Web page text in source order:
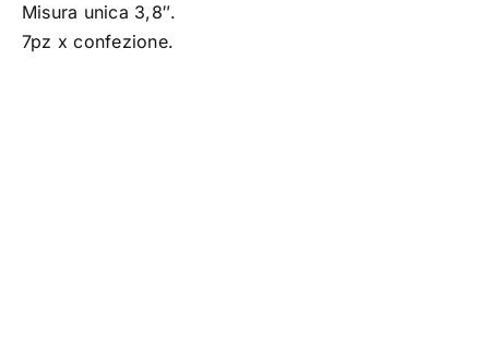
Misura unica 3,8″.
7pz x confezione.